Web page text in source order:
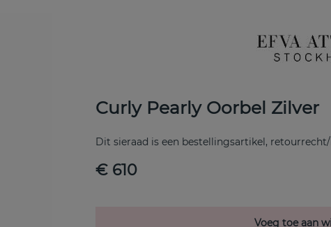
Curly Pearly Oorbel Zilver
Dit sieraad is een bestellingsartikel,
€ 610
Voeg toe aan